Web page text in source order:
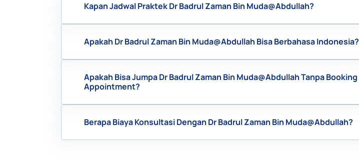
Kapan Jadwal Praktek Dr Badrul Zaman Bin Muda@Abdullah?
Apakah Dr Badrul Zaman Bin Muda@Abdullah Bisa Berbahasa Indonesia?
Apakah Bisa Jumpa Dr Badrul Zaman Bin Muda@Abdullah Tanpa Booking
Appointment?
Berapa Biaya Konsultasi Dengan Dr Badrul Zaman Bin Muda@Abdullah?